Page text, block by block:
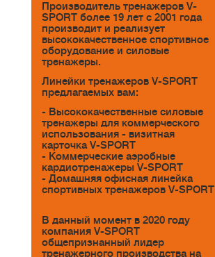
Производитель тренажеров V-
SPORT более 19 лет с 2001 года
производит и реализует
высококачественное спортивное
оборудование и силовые
тренажеры.
Линейки тренажеров V-SPORT
предлагаемых вам:
- Высококачественные силовые
тренажеры для коммерческого
использования - визитная
карточка V-SPORT
- Коммерческие аэробные
кардиотренажеры V-SPORT
- Домашняя офисная линейка
спортивных тренажеров V-SPORT
В данный момент в 2020 году
компания V-SPORT
общепризнанный лидер
тренажерного производства на